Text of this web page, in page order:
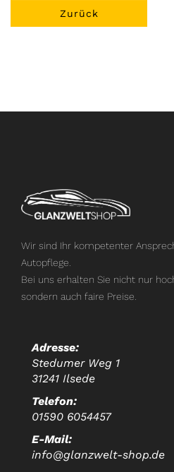
Zurück
Wir sind Ihr kompetenter
Autopflege.
Bei uns erhalten Sie nicht nur
sondern auch faire Preise.
Adresse:
Stedumer Weg 1
31241 Ilsede
Telefon:
01590 6054457
E-Mail:
info@glanzwelt-shop.de